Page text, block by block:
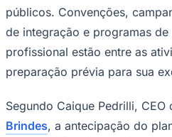
Corinthians
públicos. Convenções,
de integração e programas de
profissional estão entre as
preparação prévia para sua
Segundo Caique Pedrilli, CEO
Brindes, a antecipação do